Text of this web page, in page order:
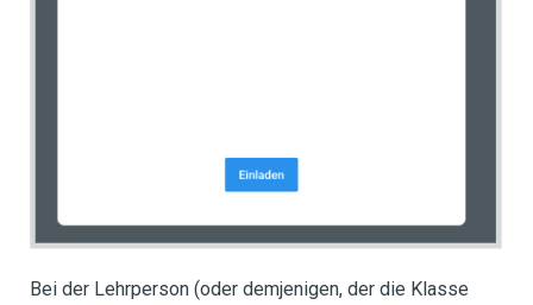
Bei der Lehrperson (oder demjenigen, der die Klasse